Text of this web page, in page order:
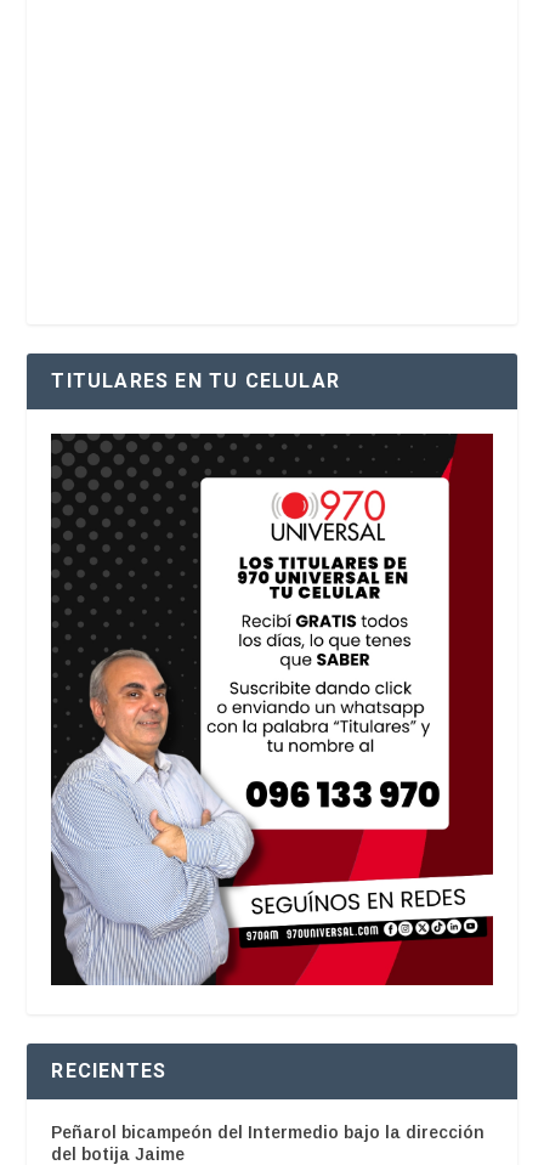
TITULARES EN TU CELULAR
RECIENTES
Peñarol bicampeón del Intermedio bajo la dirección
del botija Jaime